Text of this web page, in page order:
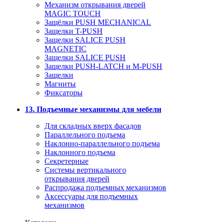
Механизм открывания дверей
MAGIC TOUCH
Защёлки PUSH MECHANICAL
Защелки T-PUSH
Защелки SALICE PUSH
MAGNETIC
Защелки SALICE PUSH
Защелки PUSH-LATCH и M-PUSH
Защелки
Магниты
Фиксаторы
13. Подъемные механизмы для мебели
Для складных вверх фасадов
Параллельного подъема
Наклонно-параллельного подъема
Наклонного подъема
Секретерные
Системы вертикального
открывания дверей
Распродажа подъемных механизмов
Аксессуары для подъемных
механизмов